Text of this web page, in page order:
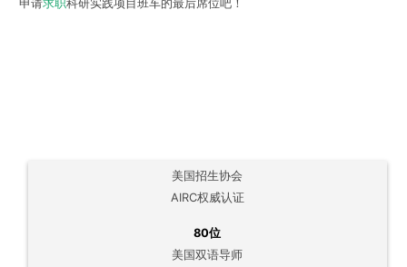
申请求职科研实践项目班车的最后席位吧！
美国招生协会
AIRC权威认证
80位
美国双语导师